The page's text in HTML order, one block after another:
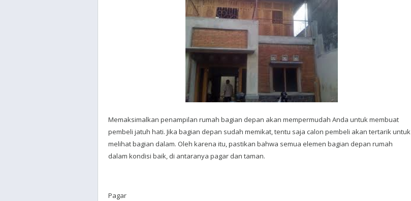
Memaksimalkan penampilan rumah bagian depan akan mempermudah Anda untuk membuat
pembeli jatuh hati. Jika bagian depan sudah memikat, tentu saja calon pembeli akan tertarik untuk
melihat bagian dalam. Oleh karena itu, pastikan bahwa semua elemen bagian depan rumah
dalam kondisi baik, di antaranya pagar dan taman.
Pagar